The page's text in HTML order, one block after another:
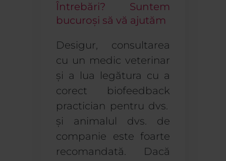
Întrebări? Suntem
bucuroși să vă ajutăm
Desigur, consultarea
cu un medic veterinar
și a lua legătura cu a
corect biofeedback
practician pentru dvs.
și animalul dvs. de
companie este foarte
recomandată. Dacă